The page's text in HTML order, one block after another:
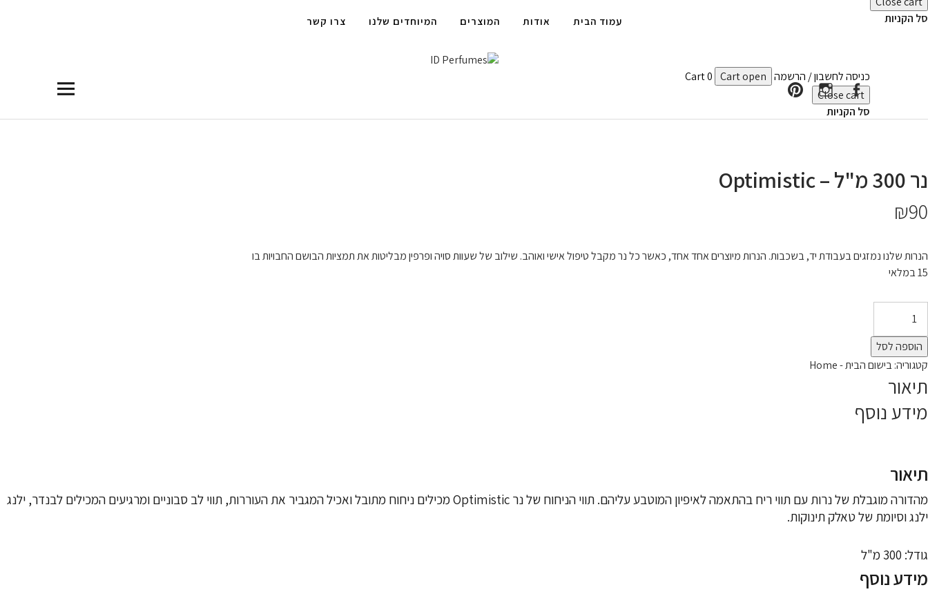
עמוד הבית אודות המוצרים המיוחדים שלנו צרו קשר
ID Perfumes
בית מלאכה ליצור בשמי בוטיק ומוצרי ניחוח בהתאמה אישית.
כניסה לחשבון / הרשמה Cart open
Cart0
Close cart
סל הקניות
Facebook
Instagram
Pinterest
סל הקניות
נר 300 מ"ל – Optimistic
₪90
הנרות שלנו נמזגים בעבודת יד, בשכבות. הנרות מיוצרים אחד אחד, כאשר כל נר מקבל טיפול אישי ואוהב. שילוב של שעוות סויה ופרפין מבליטות את תמציות הבושם החבויות בו
15 במלאי
הוספה לסל
קטגוריה:בישום הבית - Home
תיאור
מידע נוסף
תיאור
מהדורה מוגבלת של נרות עם תווי ריח בהתאמה לאיפיון המוטבע עליהם. תווי הניחוח של נר Optimistic מכילים ניחוח מתובל ואכיל המגביר את העוררות, תווי לב סבוניים ומרגיעים המכילים לבנדר, ילנג
ילנג וסיומת של טאלק תינוקות.
גודל: 300 מ"ל
מידע נוסף